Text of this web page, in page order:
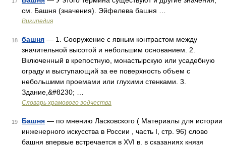
см. Башня (значения). Эйфелева башня …
Википедия
18 башня — 1. Сооружение с явным контрастом между
значительной высотой и небольшим основанием. 2.
Включенный в крепостную, монастырскую или усадебную
ограду и выступающий за ее поверхность объем с
небольшими проемами или глухими стенками. 3.
Здание,&#8230; …
Словарь храмового зодчества
19 Башня — по мнению Ласковского ( Материалы для истории
инженерного искусства в России , часть I, стр. 96) слово
башня впервые встречается в XVI в. в сказаниях князя